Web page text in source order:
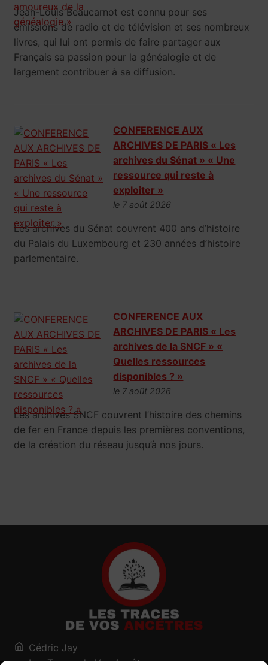
Jean-Louis Beaucarnot est connu pour ses
émissions de radio et de télévision et ses nombreux
livres, qui lui ont permis de faire partager aux
Français sa passion pour la généalogie et de
largement contribuer à sa diffusion.
CONFERENCE AUX
ARCHIVES DE PARIS « Les
archives du Sénat » « Une
ressource qui reste à
exploiter »
le 7 août 2026
Les archives du Sénat couvrent 400 ans d’histoire
du Palais du Luxembourg et 230 années d’histoire
parlementaire.
CONFERENCE AUX
ARCHIVES DE PARIS « Les
archives de la SNCF » «
Quelles ressources
disponibles ? »
le 7 août 2026
Les archives SNCF couvrent l’histoire des chemins
de fer en France depuis les premières conventions,
de la création du réseau jusqu’à nos jours.
Cédric Jay